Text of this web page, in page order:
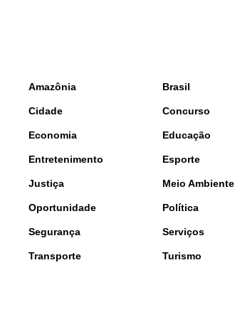
Amazônia Brasil
Cidade Concurso
Economia Educação
Entretenimento Esporte
Justiça Meio Ambiente
Oportunidade Política
Segurança Serviços
Transporte Turismo